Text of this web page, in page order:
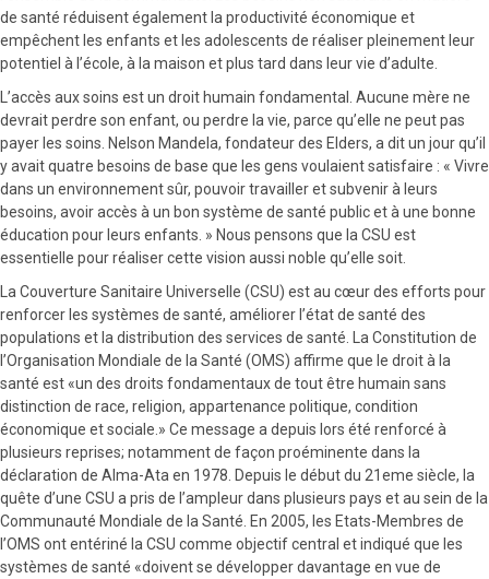
de santé réduisent également la productivité économique et
empêchent les enfants et les adolescents de réaliser pleinement leur
potentiel à l’école, à la maison et plus tard dans leur vie d’adulte.
L’accès aux soins est un droit humain fondamental. Aucune mère ne
devrait perdre son enfant, ou perdre la vie, parce qu’elle ne peut pas
payer les soins. Nelson Mandela, fondateur des Elders, a dit un jour qu’il
y avait quatre besoins de base que les gens voulaient satisfaire : « Vivre
dans un environnement sûr, pouvoir travailler et subvenir à leurs
besoins, avoir accès à un bon système de santé public et à une bonne
éducation pour leurs enfants. » Nous pensons que la CSU est
essentielle pour réaliser cette vision aussi noble qu’elle soit.
La Couverture Sanitaire Universelle (CSU) est au cœur des efforts pour
renforcer les systèmes de santé, améliorer l’état de santé des
populations et la distribution des services de santé. La Constitution de
l’Organisation Mondiale de la Santé (OMS) affirme que le droit à la
santé est «un des droits fondamentaux de tout être humain sans
distinction de race, religion, appartenance politique, condition
économique et sociale.» Ce message a depuis lors été renforcé à
plusieurs reprises; notamment de façon proéminente dans la
déclaration de Alma-Ata en 1978. Depuis le début du 21eme siècle, la
quête d’une CSU a pris de l’ampleur dans plusieurs pays et au sein de la
Communauté Mondiale de la Santé. En 2005, les Etats-Membres de
l’OMS ont entériné la CSU comme objectif central et indiqué que les
systèmes de santé «doivent se développer davantage en vue de